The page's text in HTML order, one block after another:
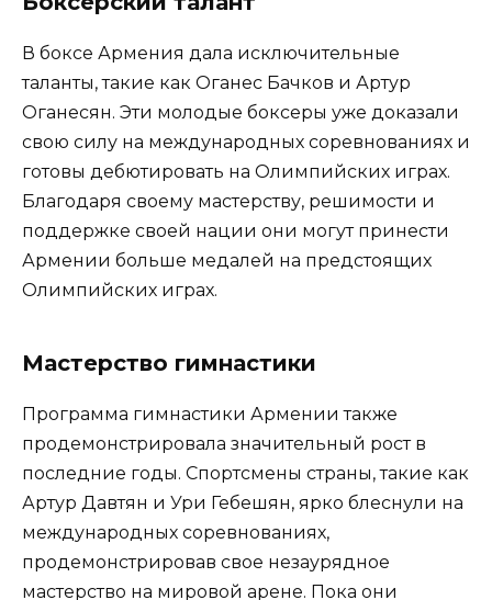
В боксе Армения дала исключительные
таланты, такие как Оганес Бачков и Артур
Оганесян. Эти молодые боксеры уже доказали
свою силу на международных соревнованиях и
готовы дебютировать на Олимпийских играх.
Благодаря своему мастерству, решимости и
поддержке своей нации они могут принести
Армении больше медалей на предстоящих
Олимпийских играх.
Мастерство гимнастики
Программа гимнастики Армении также
продемонстрировала значительный рост в
последние годы. Спортсмены страны, такие как
Артур Давтян и Ури Гебешян, ярко блеснули на
международных соревнованиях,
продемонстрировав свое незаурядное
мастерство на мировой арене. Пока они